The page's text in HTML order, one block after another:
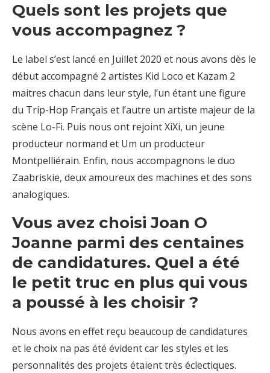
Quels sont les projets que
vous accompagnez ?
Le label s’est lancé en Juillet 2020 et nous avons dès le
début accompagné 2 artistes Kid Loco et Kazam 2
maitres chacun dans leur style, l’un étant une figure
du Trip-Hop Français et l’autre un artiste majeur de la
scène Lo-Fi. Puis nous ont rejoint XiXi, un jeune
producteur normand et Um un producteur
Montpelliérain. Enfin, nous accompagnons le duo
Zaabriskie, deux amoureux des machines et des sons
analogiques.
Vous avez choisi Joan O
Joanne parmi des centaines
de candidatures. Quel a été
le petit truc en plus qui vous
a poussé à les choisir ?
Nous avons en effet reçu beaucoup de candidatures
et le choix na pas été évident car les styles et les
personnalités des projets étaient très éclectiques.